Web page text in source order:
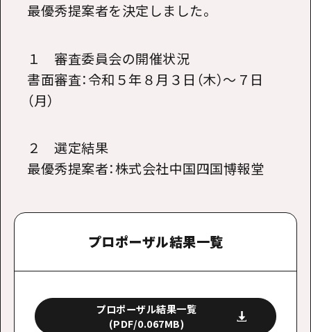
最優秀提案者を決定しました。
１ 審査委員会の開催状況
書面審査：令和５年８月３日（木）～７日
（月）
２ 選定結果
最優秀提案者：株式会社中国四国博報堂
プロポーザル結果一覧
プロポーザル結果一覧
(PDF/0.067MB)